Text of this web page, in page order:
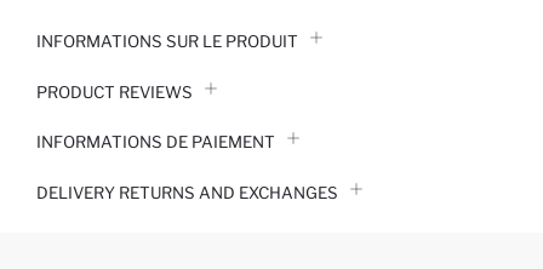
INFORMATIONS SUR LE PRODUIT
PRODUCT REVIEWS
INFORMATIONS DE PAIEMENT
DELIVERY RETURNS AND EXCHANGES